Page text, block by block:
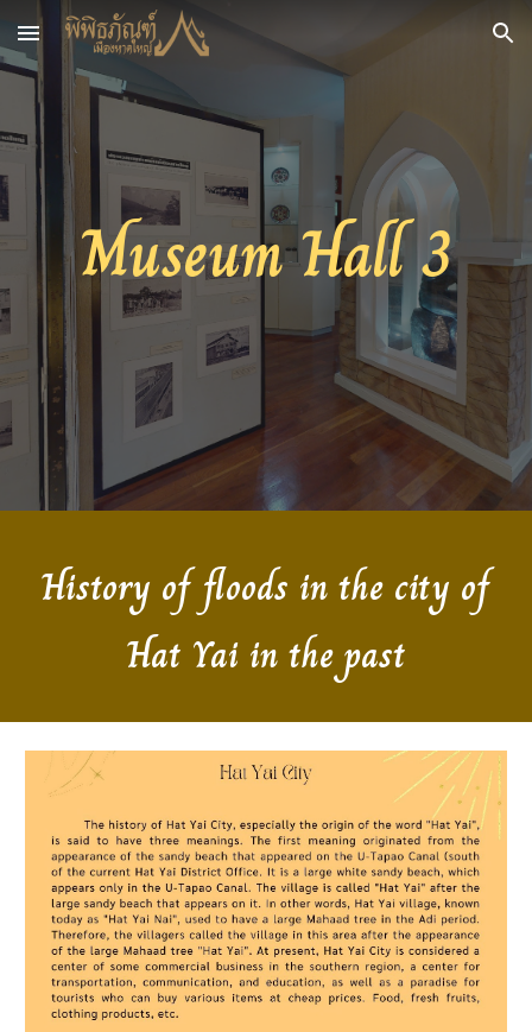
Skip to main content Skip to navigation
Museum Hall3
History of floods in the city of
Hat Yai in the past